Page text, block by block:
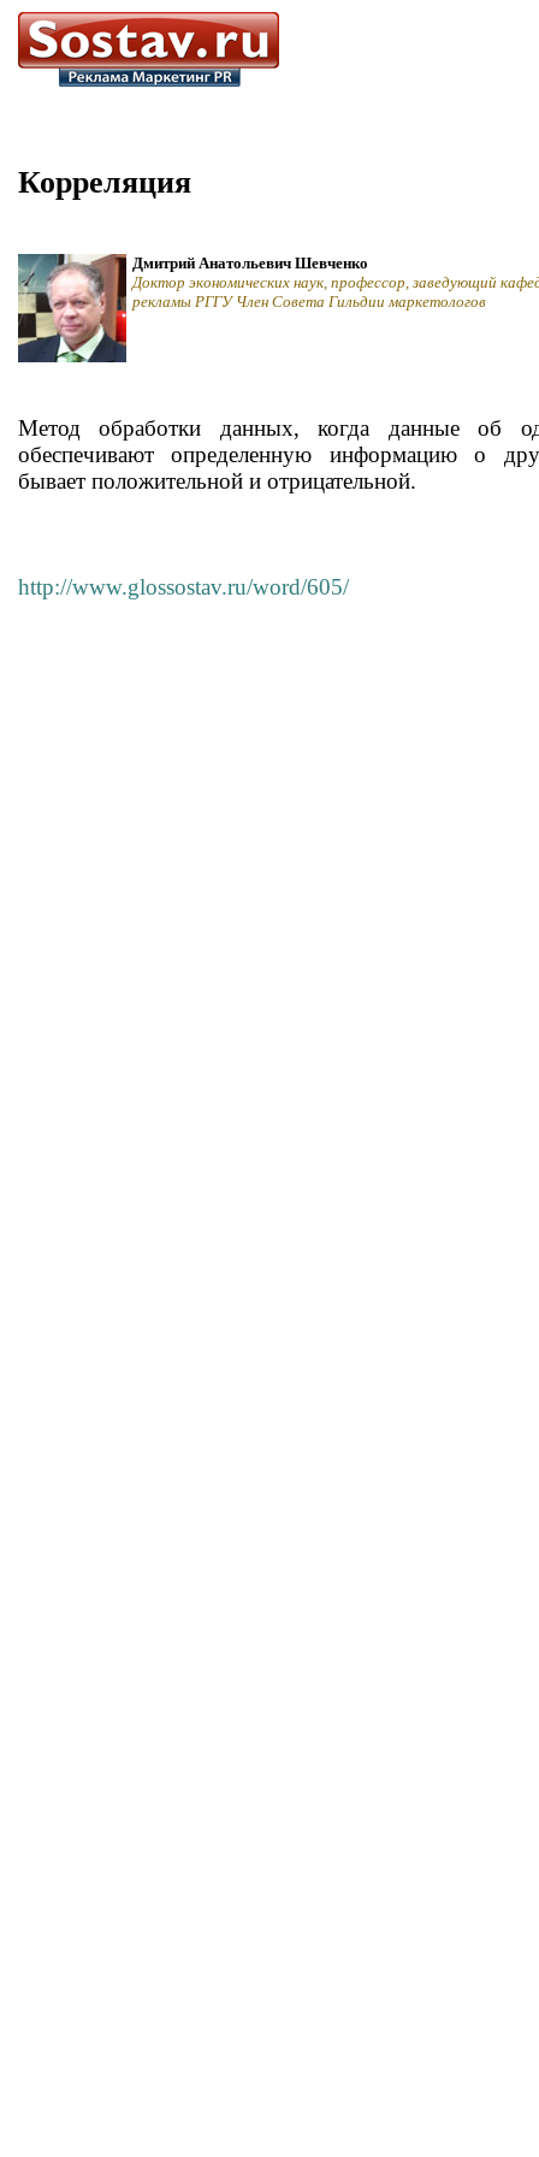
Корреляция
Дмитрий Анатольевич Шевченко
Доктор экономических наук, профессор, заведующий
рекламы РГГУ Член Совета Гильдии маркетологов
Метод обработки данных, когда данные об
обеспечивают определенную информацию о
бывает положительной и отрицательной.
http://www.glossostav.ru/word/605/